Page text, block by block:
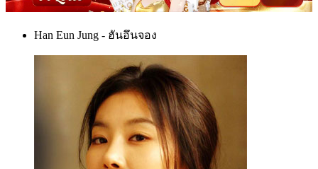
Han Eun Jung - ฮันอึนจอง